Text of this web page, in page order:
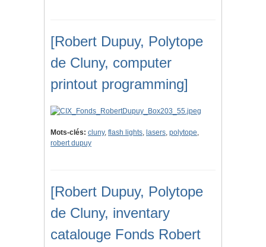
[Robert Dupuy, Polytope
de Cluny, computer
printout programming]
Mots-clés: cluny, flash lights, lasers, polytope,
robert dupuy
[Robert Dupuy, Polytope
de Cluny, inventary
catalouge Fonds Robert